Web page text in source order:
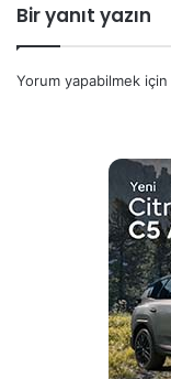
Bir yanıt yazın
Yorum yapabilmek için